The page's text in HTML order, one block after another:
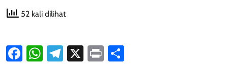
52 kali dilihat
Facebook
WhatsApp
Telegram
X Print